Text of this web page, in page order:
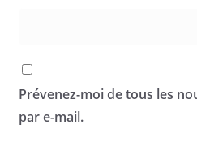
Prévenez-moi de tous les
par e-mail.